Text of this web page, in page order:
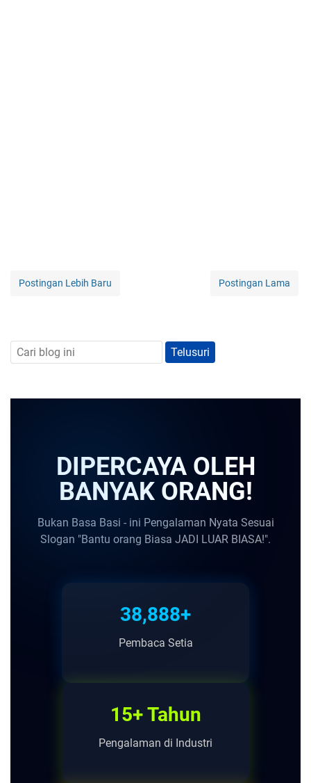
Postingan Lebih Baru Postingan Lama
DIPERCAYA OLEH
BANYAK ORANG!
Bukan Basa Basi - ini Pengalaman Nyata Sesuai
Slogan "Bantu orang Biasa JADI LUAR BIASA!".
38,888+
Pembaca Setia
15+ Tahun
Pengalaman di Industri